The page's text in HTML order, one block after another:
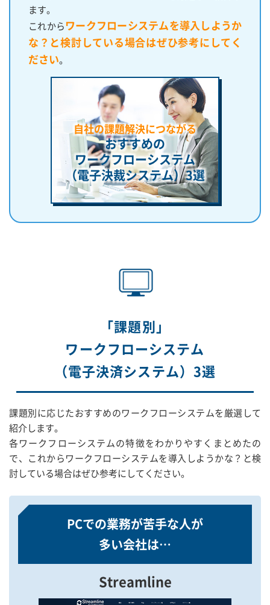
ます。
これからワークフローシステムを導入しようか
な？と検討している場合はぜひ参考にしてく
ださい。
自社の課題解決につながる
おすすめの
ワークフローシステム
（電子決裁システム）3選
「課題別」
ワークフローシステム
（電子決済システム）3選
課題別に応じたおすすめのワークフローシステムを厳選して
紹介します。
各ワークフローシステムの特徴をわかりやすくまとめたの
で、これからワークフローシステムを導入しようかな？と検
討している場合はぜひ参考にしてください。
PCでの業務が苦手な人が
多い会社は…
Streamline